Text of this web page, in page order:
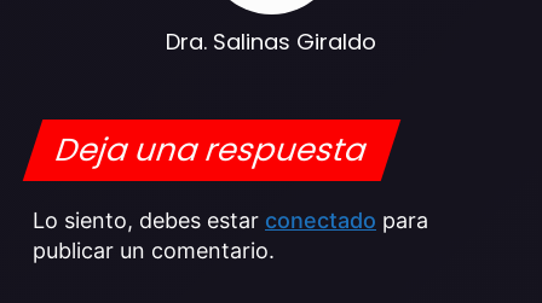
Dra. Salinas Giraldo
Deja una respuesta
Lo siento, debes estar conectado para
publicar un comentario.